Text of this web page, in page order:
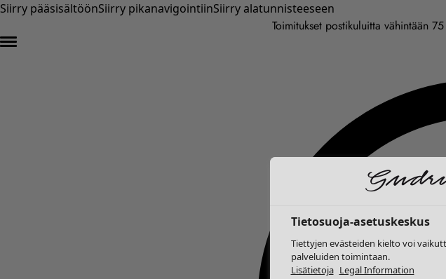
Siirry pääsisältöönSiirry pikanavigointiinSiirry alatunnisteeseen
Toimitukset postikuluitta vähintään
Tietosuoja-asetuskeskus
Tiettyjen evästeiden kielto voi
palveluiden toimintaan.
Lisätietoja Legal Information